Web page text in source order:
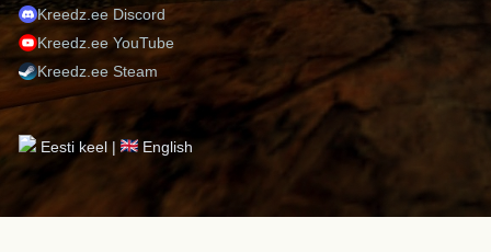
Kreedz.ee Discord
Kreedz.ee YouTube
Kreedz.ee Steam
Eesti keel | English